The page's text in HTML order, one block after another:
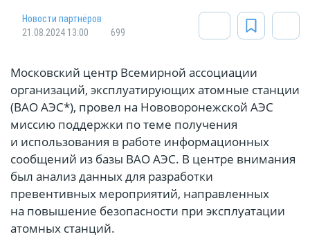
Новости партнёров
21.08.2024 13:00
699
Московский центр Всемирной ассоциации
организаций, эксплуатирующих атомные станции
(ВАО АЭС*), провел на Нововоронежской АЭС
миссию поддержки по теме получения
и использования в работе информационных
сообщений из базы ВАО АЭС. В центре внимания
был анализ данных для разработки
превентивных мероприятий, направленных
на повышение безопасности при эксплуатации
атомных станций.